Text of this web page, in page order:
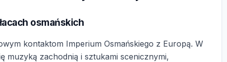
osmańskich
kontaktom Imperium Osmańskiego z Europą. W
muzyką zachodnią i sztukami scenicznymi,